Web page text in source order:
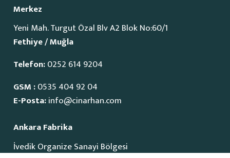
Merkez
Yeni Mah. Turgut Özal Blv A2 Blok No:60/1
Fethiye / Muğla
Telefon:0252 614 9204
GSM :0535 404 92 04
E-Posta:info@cinarhan.com
Ankara Fabrika
İvedik Organize Sanayi Bölgesi